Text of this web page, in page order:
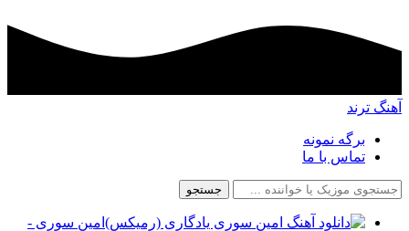
آهنگ ترند
برگه نمونه
تماس با ما
جستجو
امین سوری -